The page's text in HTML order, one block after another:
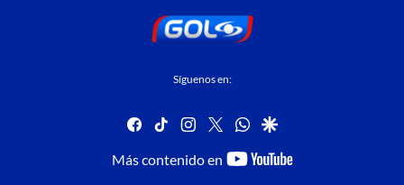
Síguenos en:
facebook
tiktok instagram
twitterwhatsapp
google
Más contenido en
youtube-